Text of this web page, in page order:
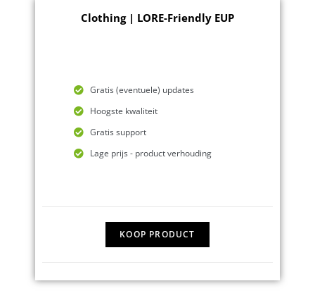
Clothing | LORE-Friendly EUP
Gratis (eventuele) updates
Hoogste kwaliteit
Gratis support
Lage prijs - product verhouding
KOOP PRODUCT